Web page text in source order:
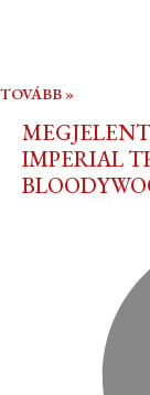
TOVÁBB »
IMPERIAL